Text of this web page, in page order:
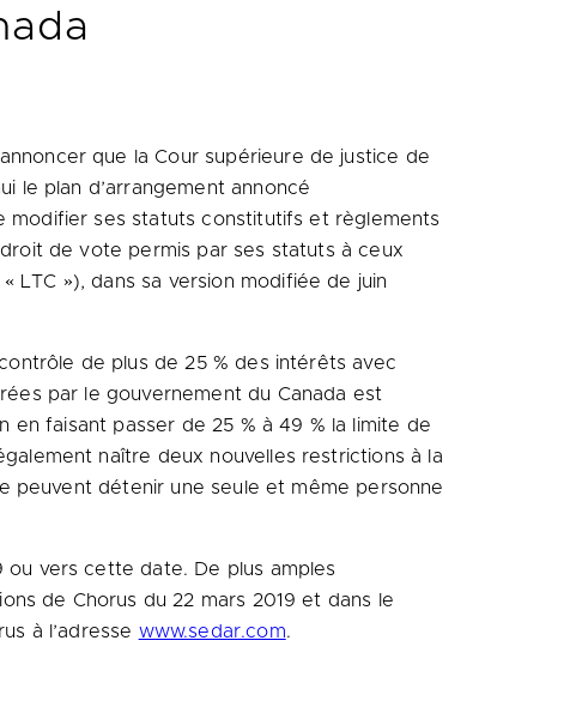
que la Cour supérieure de justice de
le plan d’arrangement annoncé
modifier ses statuts constitutifs et règlements
de vote permis par ses statuts à ceux
LTC »), dans sa version modifiée de juin
de plus de 25 % des intérêts avec
par le gouvernement du Canada est
en faisant passer de 25 % à 49 % la limite de
naître deux nouvelles restrictions à la
détenir une seule et même personne
vers cette date. De plus amples
de Chorus du 22 mars 2019 et dans le
à l’adresse www.sedar.com.